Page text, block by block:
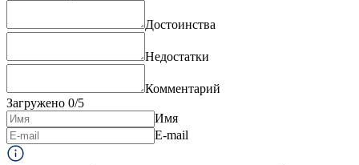
Достоинства
Недостатки
Комментарий
Загружено 0/5
Имя
E-mail